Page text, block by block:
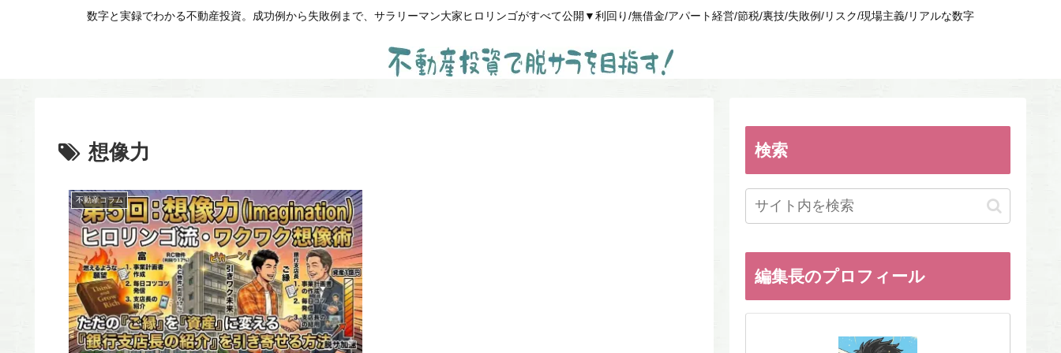
数字と実録でわかる不動産投資。成功例から失敗例まで、サラリーマン大家ヒロリンゴがすべて公開▼利回り/無借金/アパート経営/節税/裏技/失敗例/リスク/現場主義/リアルな数字
想像力
不動産コラム
検索
編集長のプロフィール